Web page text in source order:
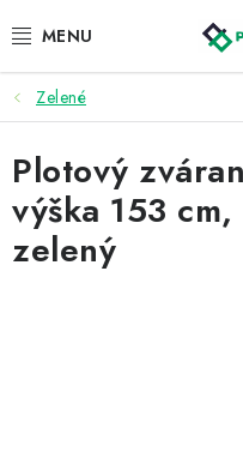
na
PLETIVA A PLOTY
PRÍSLUŠENSTVO
BRÁNY A BRÁNKY
Zelené
Plotový
výška 153
zelený